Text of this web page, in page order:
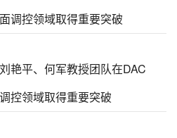
调控领域取得重要突破
艳平、何军教授团队在DAC
控领域取得重要突破